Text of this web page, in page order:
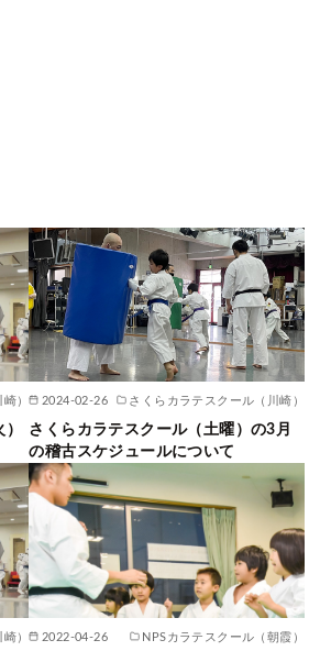
崎） 2024-02-26 さくらカラテスクール（川崎）
さくらカラテスクール（土曜）の3月
の稽古スケジュールについて
崎） 2022-04-26 NPSカラテスクール（朝霞）